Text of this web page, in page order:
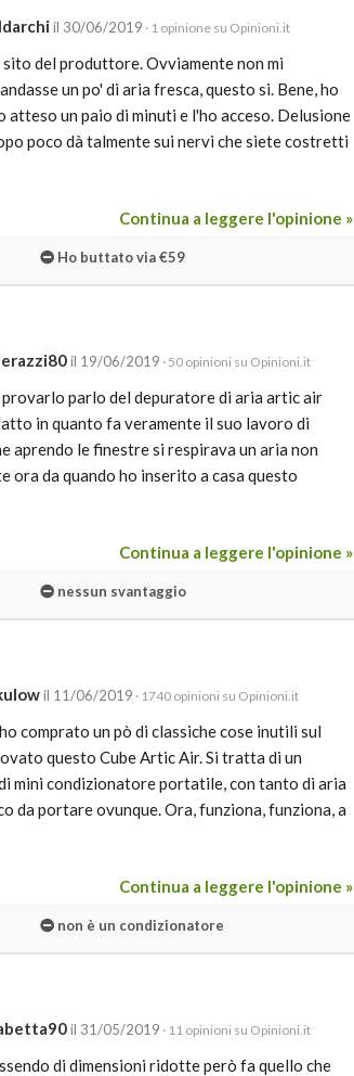
il 30/06/2019 · 1 opinione su Opinioni.it
del produttore. Ovviamente non mi
un po' di aria fresca, questo si. Bene, ho
un paio di minuti e l'ho acceso. Delusione
poco dà talmente sui nervi che siete costretti
Continua a leggere l'opinione »
Ho buttato via €59
il 19/06/2019 · 50 opinioni su Opinioni.it
parlo del depuratore di aria artic air
in quanto fa veramente il suo lavoro di
aprendo le finestre si respirava un aria non
ora da quando ho inserito a casa questo
Continua a leggere l'opinione »
nessun svantaggio
il 11/06/2019 · 1740 opinioni su Opinioni.it
comprato un pò di classiche cose inutili sul
questo Cube Artic Air. Si tratta di un
mini condizionatore portatile, con tanto di aria
da portare ovunque. Ora, funziona, funziona, a
Continua a leggere l'opinione »
non è un condizionatore
il 31/05/2019 · 11 opinioni su Opinioni.it
di dimensioni ridotte però fa quello che